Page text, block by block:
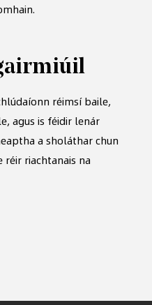
réimsí baile,
agus is féidir lenár
a sholáthar chun
réir riachtanais na